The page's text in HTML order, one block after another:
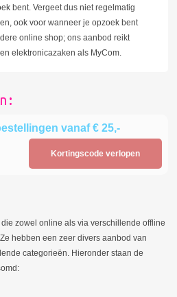
bent. Vergeet dus niet regelmatig
ook voor wanneer je opzoek bent
online shop; ons aanbod reikt
elektronicazaken als MyCom.
vanaf € 25,-
Kortingscode verlopen
zowel online als via verschillende offline
hebben een zeer divers aanbod van
categorieën. Hieronder staan de